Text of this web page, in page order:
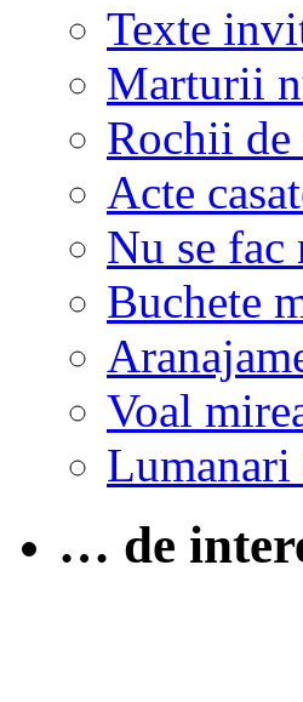
Texte
Marturii
Rochii de
Acte
Nu se fac
Buchete
Voal
Lumanari
… de